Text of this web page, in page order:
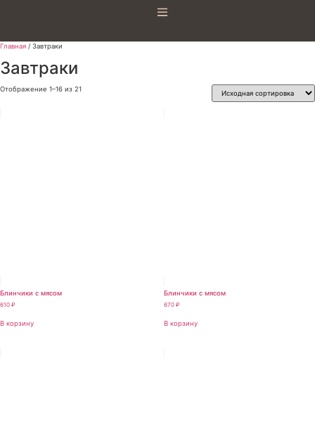
Главная / Завтраки
Завтраки
Отображение 1–16 из 21
Блинчики с мясом
610 ₽
В корзину
Блинчики с мясом
670 ₽
В корзину